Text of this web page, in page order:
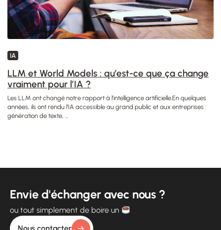
IA
LLM et World Models : qu’est-ce que ça change
vraiment pour l’IA ?
Les LLM ont changé notre rapport à l’intelligence artificielle.En quelques
années, ils ont rendu l’IA accessible au grand public et aux entreprises :
génération de texte, ...
Envie d'échanger avec nous ?
ou tout simplement de boire un